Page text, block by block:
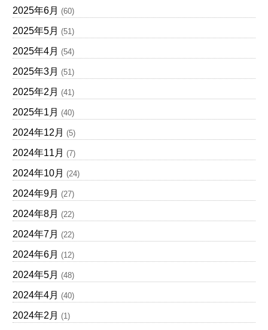
2025年6月 (60)
2025年5月 (51)
2025年4月 (54)
2025年3月 (51)
2025年2月 (41)
2025年1月 (40)
2024年12月 (5)
2024年11月 (7)
2024年10月 (24)
2024年9月 (27)
2024年8月 (22)
2024年7月 (22)
2024年6月 (12)
2024年5月 (48)
2024年4月 (40)
2024年2月 (1)